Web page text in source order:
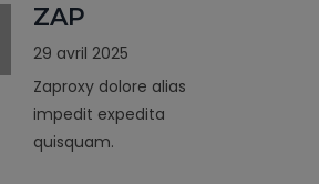
ZAP
29 avril 2025
Zaproxy dolore alias
impedit expedita
quisquam.